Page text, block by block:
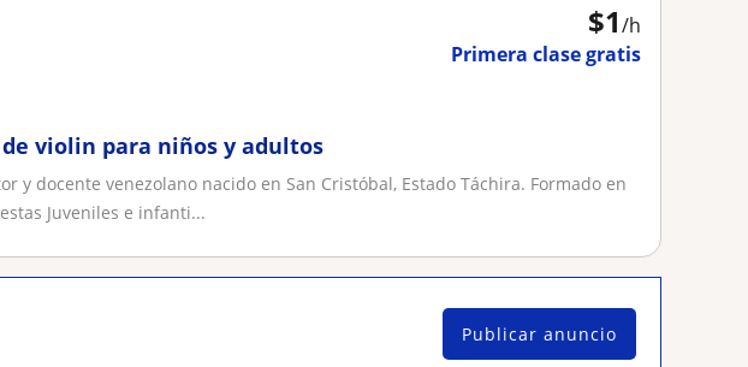
$1/h
Primera clase gratis
violin para niños y adultos
y docente venezolano nacido en San Cristóbal, Estado Táchira. Formado en
Juveniles e infanti...
Publicar anuncio